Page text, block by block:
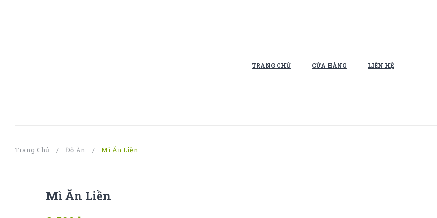
TRANG CHỦ CỬA HÀNG LIÊN HỆ
Trang Chủ / Đồ Ăn / Mì Ăn Liền
Mì Ăn Liền